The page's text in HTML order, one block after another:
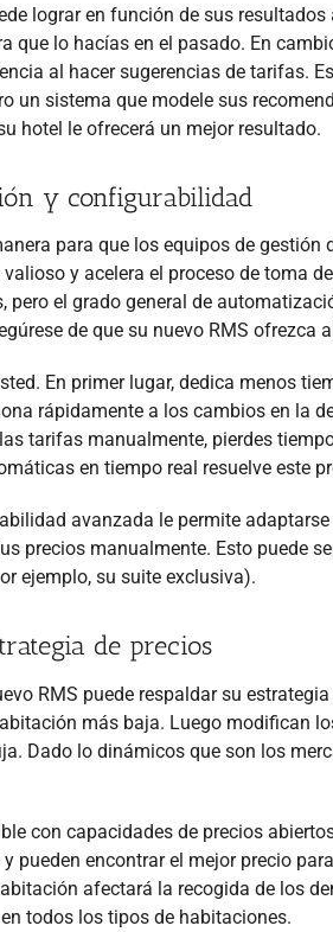
lograr en función de sus
que lo hacías en el pasado. En
al hacer sugerencias de tarifas.
un sistema que modele sus
hotel le ofrecerá un mejor resultado.
y configurabilidad
para que los equipos de
y acelera el proceso de toma
el grado general de
de que su nuevo RMS
En primer lugar, dedica menos
rápidamente a los cambios en la
tarifas manualmente, pierdes
en tiempo real resuelve este
avanzada le permite
precios manualmente. Esto puede
ejemplo, su suite exclusiva).
de precios
RMS puede respaldar su
más baja. Luego modifican
Dado lo dinámicos que son los
con capacidades de precios
pueden encontrar el mejor precio
afectará la recogida de los
todos los tipos de habitaciones.